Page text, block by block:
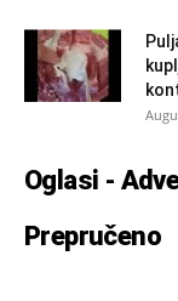
Oglasi -
Prepručeno